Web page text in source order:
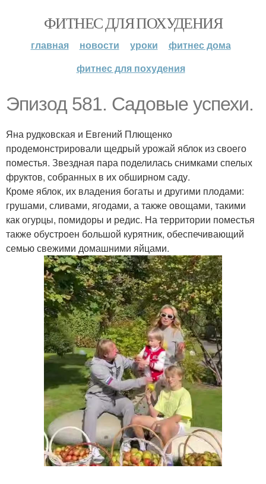
ФИТНЕС ДЛЯ ПОХУДЕНИЯ
главная новости уроки
фитнес дома
фитнес для похудения
Эпизод 581. Садовые успехи.
Яна рудковская и Евгений Плющенко
продемонстрировали щедрый урожай яблок из своего
поместья. Звездная пара поделилась снимками спелых
фруктов, собранных в их обширном саду.
Кроме яблок, их владения богаты и другими плодами:
грушами, сливами, ягодами, а также овощами, такими
как огурцы, помидоры и редис. На территории поместья
также обустроен большой курятник, обеспечивающий
семью свежими домашними яйцами.